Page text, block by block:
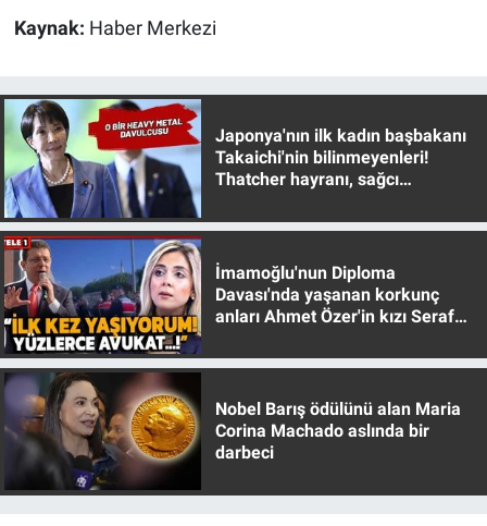
Kaynak: Haber Merkezi
Japonya'nın ilk kadın başbakanı
Takaichi'nin bilinmeyenleri!
Thatcher hayranı, sağcı
İmamoğlu'nun Diploma
Davası'nda yaşanan korkunç
anları Ahmet Özer'in kızı Seraf
Nobel Barış ödülünü alan Maria
Corina Machado aslında bir
darbeci